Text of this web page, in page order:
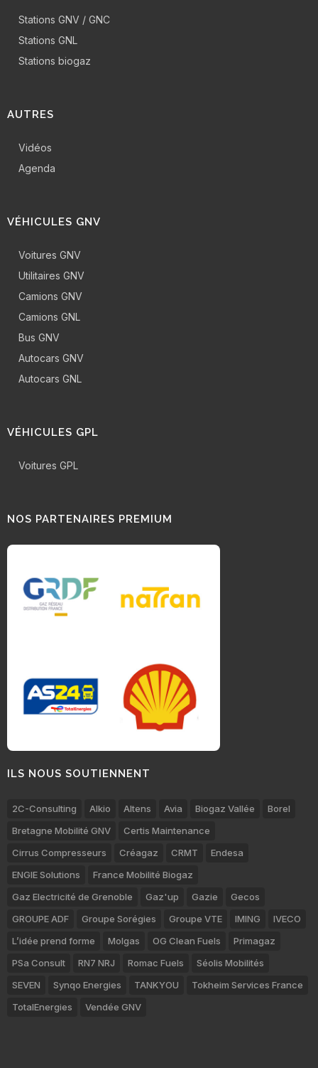
Stations GNV / GNC
Stations GNL
Stations biogaz
AUTRES
Vidéos
Agenda
VÉHICULES GNV
Voitures GNV
Utilitaires GNV
Camions GNV
Camions GNL
Bus GNV
Autocars GNV
Autocars GNL
VÉHICULES GPL
Voitures GPL
NOS PARTENAIRES PREMIUM
ILS NOUS SOUTIENNENT
2C-Consulting Alkio Altens Avia Biogaz Vallée
Borel
Bretagne Mobilité GNV
Certis Maintenance
Cirrus Compresseurs
Créagaz CRMT
Endesa
ENGIE Solutions
France Mobilité Biogaz
Gaz Electricité de Grenoble
Gaz'up Gazie
Gecos
GROUPE ADF
Groupe Sorégies Groupe VTE IMING
IVECO
L’idée prend forme
Molgas OG Clean Fuels
Primagaz
PSa Consult
RN7 NRJ Romac Fuels
Séolis Mobilités
SEVEN
Synqo Energies TANKYOU
Tokheim Services France
TotalEnergies
Vendée GNV